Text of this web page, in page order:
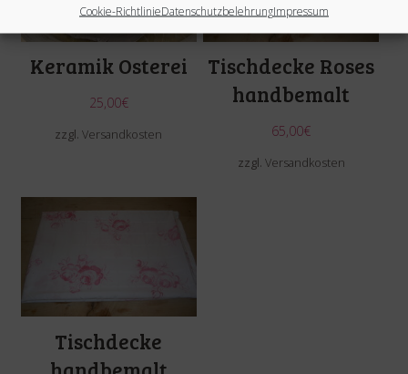
Cookie-RichtlinieDatenschutzbelehrungImpressum
Keramik Osterei
25,00€
zzgl.Versandkosten
Tischdecke Roses
handbemalt
65,00€
zzgl. Versandkosten
Tischdecke